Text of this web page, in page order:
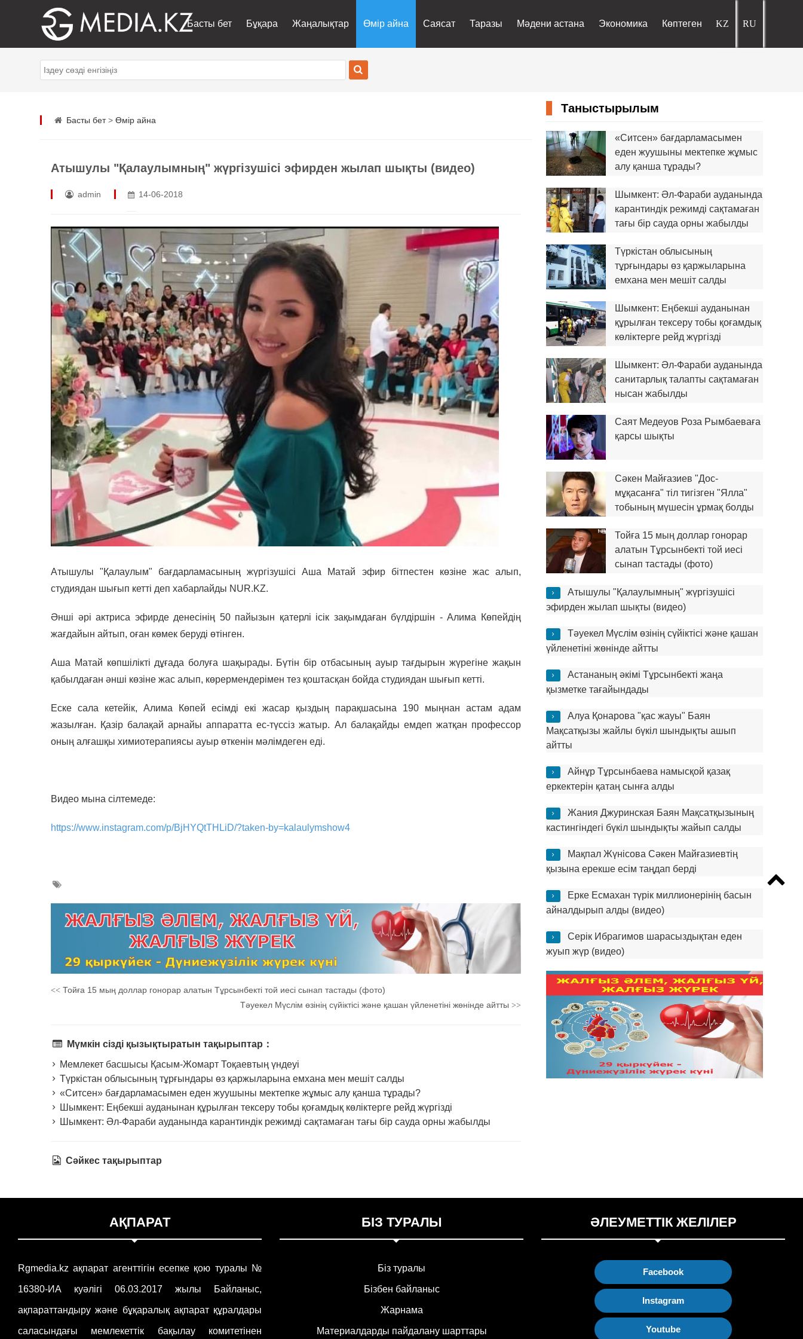
Басты бет Бұқара Жаңалықтар Өмір айна Саясат Таразы Мәдени астана Экономика Көптеген
Басты бет> Өмір айна
Атышулы "Қалаулымның" жүргізушісі эфирден жылап шықты (видео)
admin 14-06-2018
Атышулы "Қалаулым" бағдарламасының жүргізушісі Аша Матай эфир бітпестен көзіне жас алып,
студиядан шығып кетті деп хабарлайды NUR.KZ.
Әнші әрі актриса эфирде денесінің 50 пайызын қатерлі ісік зақымдаған бүлдіршін - Алима Көпейдің
жағдайын айтып, оған көмек беруді өтінген.
Аша Матай көпшілікті дұғада болуға шақырады. Бүтін бір отбасының ауыр тағдырын жүрегіне жақын
қабылдаған әнші көзіне жас алып, көрермендерімен тез қоштасқан бойда студиядан шығып кетті.
Еске сала кетейік, Алима Көпей есімді екі жасар қыздың парақшасына 190 мыңнан астам адам
жазылған. Қазір балақай арнайы аппаратта ес-түссіз жатыр. Ал балақайды емдеп жатқан профессор
оның алғашқы химиотерапиясы ауыр өткенін мәлімдеген еді.
Видео мына сілтемеде:
https://www.instagram.com/p/BjHYQtTHLiD/?taken-by=kalaulymshow4
<< Тойға 15 мың доллар гонорар алатын Тұрсынбекті той иесі сынап тастады (фото)
Тәуекел Мүслім өзінің сүйіктісі және қашан үйленетіні жөнінде айтты >>
Мүмкін сізді қызықтыратын тақырыптар：
Мемлекет басшысы Қасым-Жомарт Тоқаевтың үндеуі
Түркістан облысының тұрғындары өз қаржыларына емхана мен мешіт салды
«Ситсен» бағдарламасымен еден жуушыны мектепке жұмыс алу қанша тұрады?
Шымкент: Еңбекші ауданынан құрылған тексеру тобы қоғамдық көліктерге рейд жүргізді
Шымкент: Әл-Фараби ауданында карантиндік режимді сақтамаған тағы бір сауда орны жабылды
Сәйкес тақырыптар
Таныстырылым
«Ситсен» бағдарламасымен
еден жуушыны мектепке жұмыс
алу қанша тұрады?
Шымкент: Әл-Фараби ауданында
карантиндік режимді сақтамаған
тағы бір сауда орны жабылды
Түркістан облысының
тұрғындары өз қаржыларына
емхана мен мешіт салды
Шымкент: Еңбекші ауданынан
құрылған тексеру тобы қоғамдық
көліктерге рейд жүргізді
Шымкент: Әл-Фараби ауданында
санитарлық талапты сақтамаған
нысан жабылды
Саят Медеуов Роза Рымбаеваға
қарсы шықты
Сәкен Майғазиев "Дос-
мұқасанға" тіл тигізген "Ялла"
тобының мүшесін ұрмақ болды
Тойға 15 мың доллар гонорар
алатын Тұрсынбекті той иесі
сынап тастады (фото)
Атышулы "Қалаулымның" жүргізушісі
эфирден жылап шықты (видео)
Тәуекел Мүслім өзінің сүйіктісі және қашан
үйленетіні жөнінде айтты
Астананың әкімі Тұрсынбекті жаңа
қызметке тағайындады
Алуа Қонарова "қас жауы" Баян
Мақсатқызы жайлы бүкіл шындықты ашып
айтты
Айнұр Тұрсынбаева намысқой қазақ
еркектерін қатаң сынға алды
Жания Джуринская Баян Мақсатқызының
кастингіндегі бүкіл шындықты жайып салды
Мақпал Жүнісова Сәкен Майғазиевтің
қызына ерекше есім таңдап берді
Ерке Есмахан түрік миллионерінің басын
айналдырып алды (видео)
Серік Ибрагимов шарасыздықтан еден
жуып жүр (видео)
АҚПАРАТ
Rgmedia.kz ақпарат агенттігін есепке қою туралы №
16380-ИА куәлігі 06.03.2017 жылы Байланыс,
ақпараттандыру және бұқаралық ақпарат құралдары
саласындағы мемлекеттік бақылау комитетінен
БІЗ ТУРАЛЫ
Біз туралы
Бізбен байланыс
Жарнама
Материалдарды пайдалану шарттары
ӘЛЕУМЕТТІК ЖЕЛІЛЕР
Facebook
Instagram
Youtube